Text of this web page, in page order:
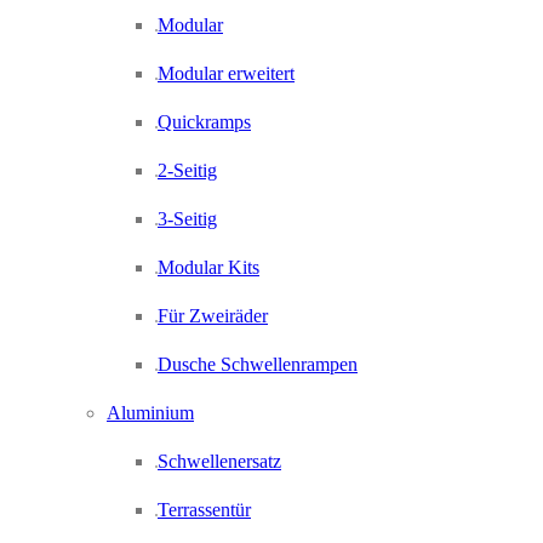
Modular
Modular erweitert
Quickramps
2-Seitig
3-Seitig
Modular Kits
Für Zweiräder
Dusche Schwellenrampen
Aluminium
Schwellenersatz
Terrassentür